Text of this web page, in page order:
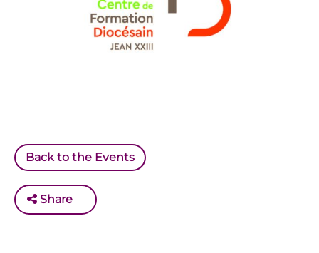
Back to the Events
Share